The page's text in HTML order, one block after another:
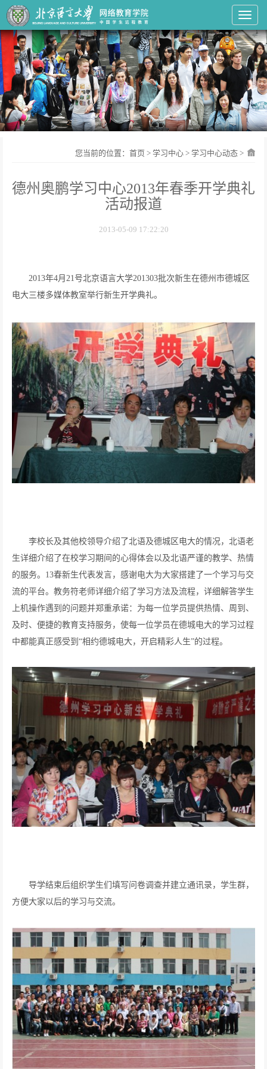
Toggle
您当前的位置： 首页 > 学习中心 > 学习中心动态 >
德州奥鹏学习中心2013年春季开学典礼
活动报道
2013-05-09 17:22:20
2013年4月21号北京语言大学201303批次新生在德州市德城区
电大三楼多媒体教室举行新生开学典礼。
李校长及其他校领导介绍了北语及德城区电大的情况，北语老
生详细介绍了在校学习期间的心得体会以及北语严谨的教学、热情
的服务。13春新生代表发言，感谢电大为大家搭建了一个学习与交
流的平台。教务符老师详细介绍了学习方法及流程，详细解答学生
上机操作遇到的问题并郑重承诺：为每一位学员提供热情、周到、
及时、便捷的教育支持服务，使每一位学员在德城电大的学习过程
中都能真正感受到“相约德城电大，开启精彩人生”的过程。
导学结束后组织学生们填写问卷调查并建立通讯录，学生群，
方便大家以后的学习与交流。